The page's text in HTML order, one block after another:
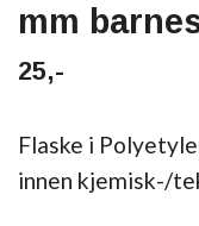
mm
25,-
Flaske i
innen kjemisk-/